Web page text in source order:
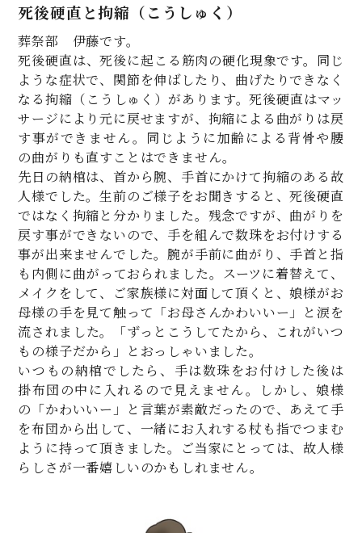
死後硬直と拘縮（こうしゅく）
葬祭部 伊藤です。
死後硬直は、死後に起こる筋肉の硬化現象です。同じ
ような症状で、関節を伸ばしたり、曲げたりできなく
なる拘縮（こうしゅく）があります。死後硬直はマッ
サージにより元に戻せますが、拘縮による曲がりは戻
す事ができません。同じように加齢による背骨や腰
の曲がりも直すことはできません。
先日の納棺は、首から腕、手首にかけて拘縮のある故
人様でした。生前のご様子をお聞きすると、死後硬直
ではなく拘縮と分かりました。残念ですが、曲がりを
戻す事ができないので、手を組んで数珠をお付けする
事が出来ませんでした。腕が手前に曲がり、手首と指
も内側に曲がっておられました。スーツに着替えて、
メイクをして、ご家族様に対面して頂くと、娘様がお
母様の手を見て触って「お母さんかわいいー」と涙を
流されました。「ずっとこうしてたから、これがいつ
もの様子だから」とおっしゃいました。
いつもの納棺でしたら、手は数珠をお付けした後は
掛布団の中に入れるので見えません。しかし、娘様
の「かわいいー」と言葉が素敵だったので、あえて手
を布団から出して、一緒にお入れする杖も指でつまむ
ように持って頂きました。ご当家にとっては、故人様
らしさが一番嬉しいのかもしれません。